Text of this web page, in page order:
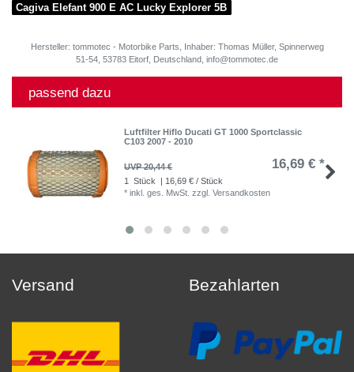
Cagiva Elefant 900 E AC Lucky Explorer 5B
Hersteller: tommotec - Motorbike Parts, Inhaber: Thomas Müller, Spinnerweg
51-54, 53783 Eitorf, Deutschland, info@tommotec.de
passend dazu
Luftfilter Hiflo Ducati GT 1000 Sportclassic
C103 2007 - 2010
UVP 20,44 € 16,69 € *
1 Stück
| 16,69 € / Stück
*inkl. ges. MwSt. zzgl.Versandkosten
Versand Bezahlarten